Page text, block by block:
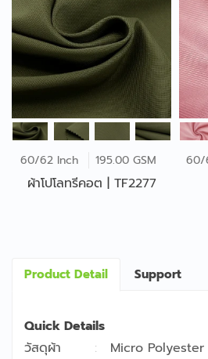
60/62 Inch 195.00 GSM
ผ้าโปโลทรีคอต | TF2277
60/
Product Detail Support
Quick Details
วัสดุผ้า
Micro Polyester